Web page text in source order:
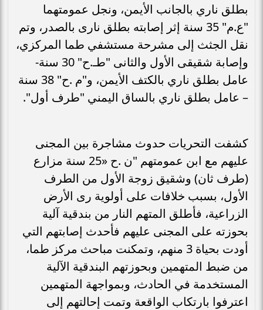
بطلق ناري بالجانب الأيمن، ونجل عمومتهما
"ع.م" 35 سنة إثر إصابته بطلق نارى بالصدر، وتم
نقل الجثث إلى مشرحة مستشفي طما المركزي،
وإصابة شقيقى الأول والثانى "طـ.ح" 30 سنة-
عامل بطلق ناري بالكتف الأيمن، و"م .ح" 38 سنة
– عامل بطلق ناري بالساق اليمني "طرف أول".
كشفت التحريات حدوث مشاجرة بين المجنى
عليهم مع ابن عمومتهم "ن .ح «25 سنة مزارع
(طرف ثان) وشقيق زوجة الأول من الطرف
الأول، بسبب خلافات على أولوية رى الأرض
الزراعية، فأطلق المتهم النار من بندقية آلية
بحوزته على المجنى عليهم فأحدث إصابتهم التي
أودت بحياة 3 منهم، وتمكنت مباحث مركز طما،
من ضبط المتهمين وبحوزتهم البندقية الآلية
المستخدمة في الحادث، وبمواجهة المتهمين
اعترفوا بارتكاب الواقعة وتمت إحالتهم إلى